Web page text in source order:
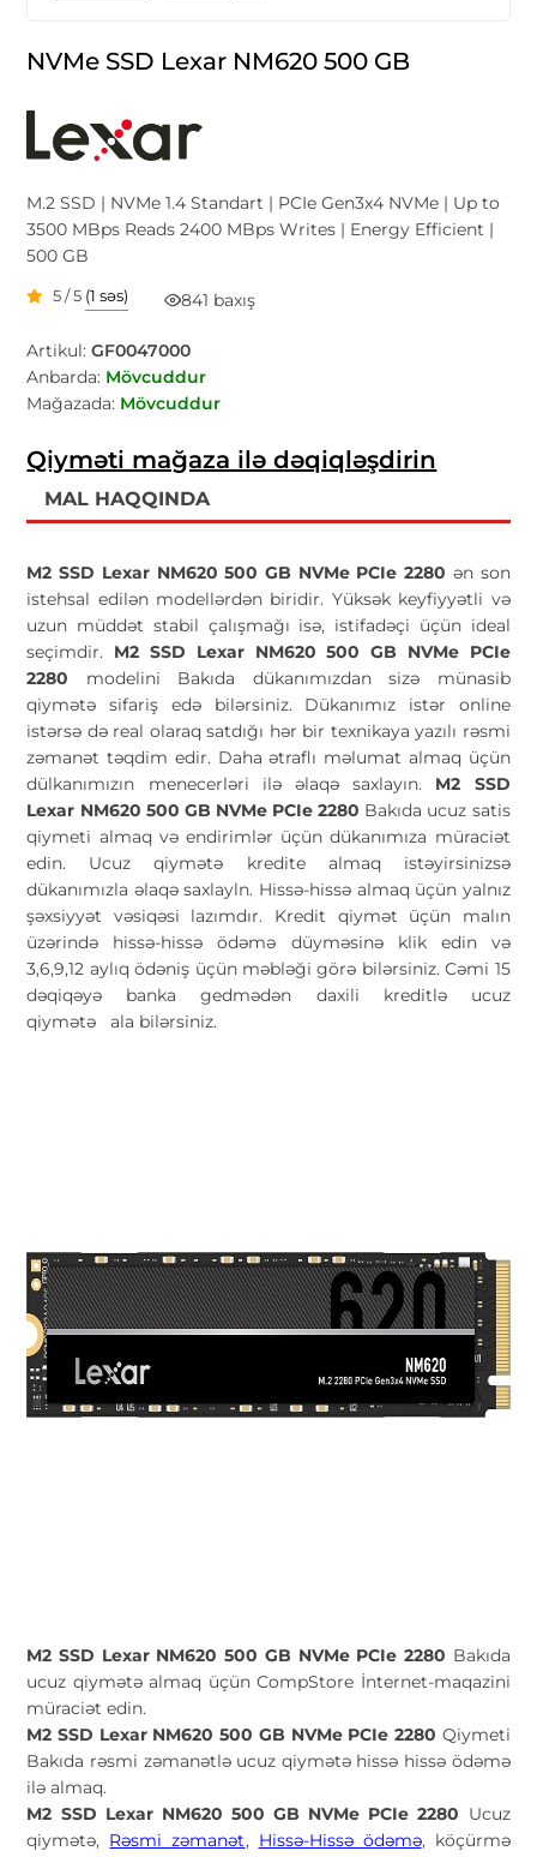
NVMe SSD Lexar NM620 500 GB
M.2 SSD | NVMe 1.4 Standart | PCIe Gen3x4 NVMe | Up to
3500 MBps Reads 2400 MBps Writes | Energy Efficient |
500 GB
5 / 5 (1 səs) 841 baxış
Artikul:GF0047000
Anbarda: Mövcuddur
Mağazada: Mövcuddur
Qiyməti mağaza ilə dəqiqləşdirin
MAL HAQQINDA
M2 SSD Lexar NM620 500 GB NVMe PCIe 2280 ən son
istehsal edilən modellərdən biridir. Yüksək keyfiyyətli və
uzun müddət stabil çalışmağı isə, istifadəçi üçün ideal
seçimdir. M2 SSD Lexar NM620500 GB NVMe PCIe
2280 modelini Bakıda dükanımızdan sizə münasib
qiymətə sifariş edə bilərsiniz. Dükanımız istər online
istərsə də real olaraq satdığı hər bir texnikaya yazılı rəsmi
zəmanət təqdim edir. Daha ətraflı məlumat almaq üçün
dülkanımızın menecerləri ilə əlaqə saxlayın. M2 SSD
Lexar NM620 500 GB NVMe PCIe 2280 Bakıda ucuz satis
qiymeti almaq və endirimlər üçün dükanımıza müraciət
edin. Ucuz qiymətə kredite almaq istəyirsinizsə
dükanımızla əlaqə saxlayln. Hissə-hissə almaq üçün yalnız
şəxsiyyət vəsiqəsi lazımdır. Kredit qiymət üçün malın
üzərində hissə-hissə ödəmə düyməsinə klik edin və
3,6,9,12 aylıq ödəniş üçün məbləği görə bilərsiniz. Cəmi 15
dəqiqəyə banka gedmədən daxili kreditlə ucuz
qiymətə
ala bilərsiniz.
M2 SSD Lexar NM620500 GB NVMe PCIe 2280 Bakıda
ucuz qiymətə almaq üçün CompStore İnternet-maqazini
müraciət edin.
M2 SSD Lexar NM620500 GB NVMe PCIe 2280 Qiymeti
Bakıda rəsmi zəmanətlə ucuz qiymətə hissə hissə ödəmə
ilə almaq.
M2 SSD Lexar NM620 500 GB NVMe PCIe 2280 Ucuz
qiymətə, Rəsmi zəmanət, Hissə-Hissə ödəmə, köçürmə